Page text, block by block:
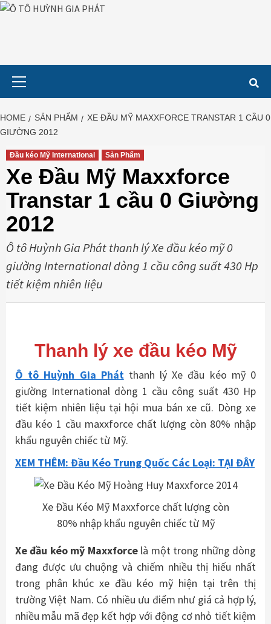
HOME SẢN PHẨM
XE ĐẦU MỸ MAXXFORCE TRANSTAR 1 CẦU 0
GIƯỜNG 2012
Đầu kéo Mỹ International Sản Phẩm
Xe Đầu Mỹ Maxxforce
Transtar 1 cầu 0 Giường
2012
Ô tô Huỳnh Gia Phát thanh lý Xe đầu kéo mỹ 0
giường International dòng 1 cầu công suất 430 Hp
tiết kiệm nhiên liệu
Thanh lý xe đầu kéo Mỹ
Ô tô Huỳnh Gia Phátthanh lý Xe đầu kéo mỹ 0
giường International dòng 1 cầu công suất 430 Hp
tiết kiệm nhiên liệu tại hội mua bán xe cũ. Dòng xe
đầu kéo 1 cầu maxxforce chất lượng còn 80% nhập
khẩu nguyên chiếc từ Mỹ.
XEM THÊM: Đầu Kéo Trung Quốc Các Loại: TẠI ĐÂY
Xe Đầu Kéo Mỹ Maxxforce chất lượng còn
80% nhập khẩu nguyên chiếc từ Mỹ
Xe đầu kéo mỹ Maxxforce là một trong những dòng
đang được ưu chuộng và chiếm nhiều thị hiếu nhất
trong phân khúc xe đầu kéo mỹ hiện tại trên thị
trường Việt Nam. Có nhiều ưu điểm như giá cả hợp lý,
nhiều mẫu mã đẹp kết hợp với động cơ nhỏ tiết kiệm